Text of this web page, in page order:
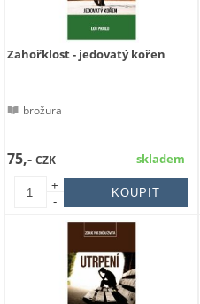
Zahořklost - jedovatý kořen
brožura
skladem
+
-
75,-CZK